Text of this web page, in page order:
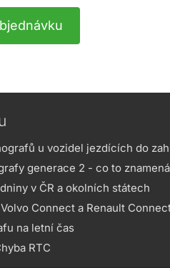
u vozidel jezdících do
generace 2 - co to
v ČR a okolních státech
Connect a Renault
na letní čas
RTC